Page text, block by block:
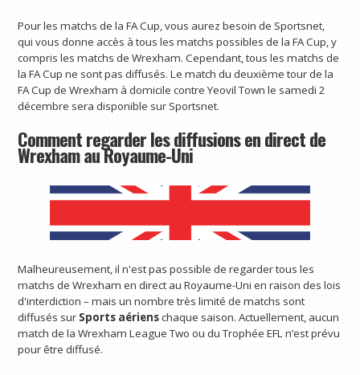
Pour les matchs de la FA Cup, vous aurez besoin de Sportsnet,
qui vous donne accès à tous les matchs possibles de la FA Cup, y
compris les matchs de Wrexham. Cependant, tous les matchs de
la FA Cup ne sont pas diffusés. Le match du deuxième tour de la
FA Cup de Wrexham à domicile contre Yeovil Town le samedi 2
décembre sera disponible sur Sportsnet.
Comment regarder les diffusions en direct de
Wrexham au Royaume-Uni
Malheureusement, il n'est pas possible de regarder tous les
matchs de Wrexham en direct au Royaume-Uni en raison des lois
d'interdiction – mais un nombre très limité de matchs sont
diffusés sur Sports aérienschaque saison. Actuellement, aucun
match de la Wrexham League Two ou du Trophée EFL n’est prévu
pour être diffusé.